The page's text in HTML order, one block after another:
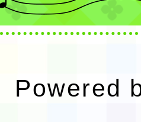
Powered